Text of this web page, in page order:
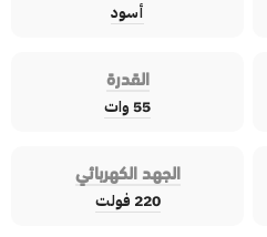
أسود
القدرة
55 وات
الجهد الكهربائي
220 فولت